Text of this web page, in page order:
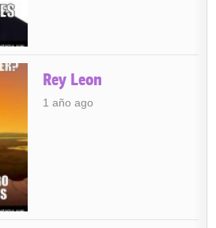
Rey Leon
1 año ago